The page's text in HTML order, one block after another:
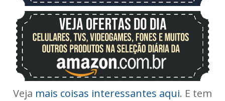
Veja mais coisas interessantes aqui. E tem